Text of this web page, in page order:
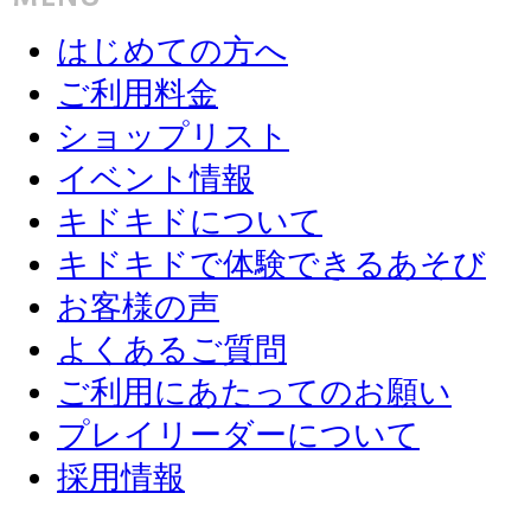
はじめての方へ
ご利用料金
ショップリスト
イベント情報
キドキドについて
キドキドで体験できるあそび
お客様の声
よくあるご質問
ご利用にあたってのお願い
プレイリーダーについて
採用情報